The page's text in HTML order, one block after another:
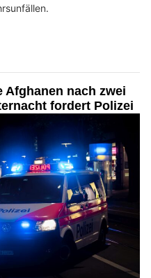
Afghanen nach zwei
fordert Polizei